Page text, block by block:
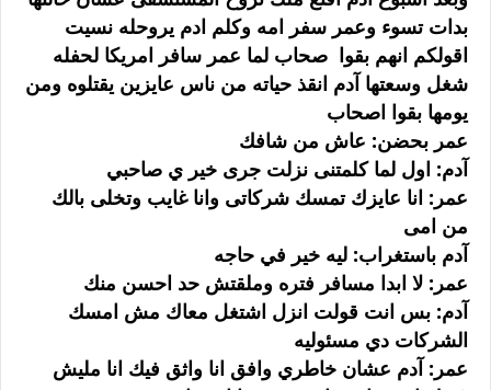
بدات تسوء وعمر سفر امه وكلم ادم يروحله نسيت
اقولكم انهم بقوا صحاب لما عمر سافر امريكا لحفله
شغل وسعتها آدم انقذ حياته من ناس عايزين يقتلوه ومن
يومها بقوا اصحاب
عمر بحضن: عاش من شافك
آدم: اول لما كلمتنى نزلت جرى خير ي صاحبي
عمر: انا عايزك تمسك شركاتى وانا غايب وتخلى بالك
من امى
آدم باستغراب: ليه خير في حاجه
عمر: لا ابدا مسافر فتره وملقتش حد احسن منك
آدم: بس انت قولت انزل اشتغل معاك مش امسك
الشركات دي مسئوليه
عمر: آدم عشان خاطري وافق انا واثق فيك انا مليش